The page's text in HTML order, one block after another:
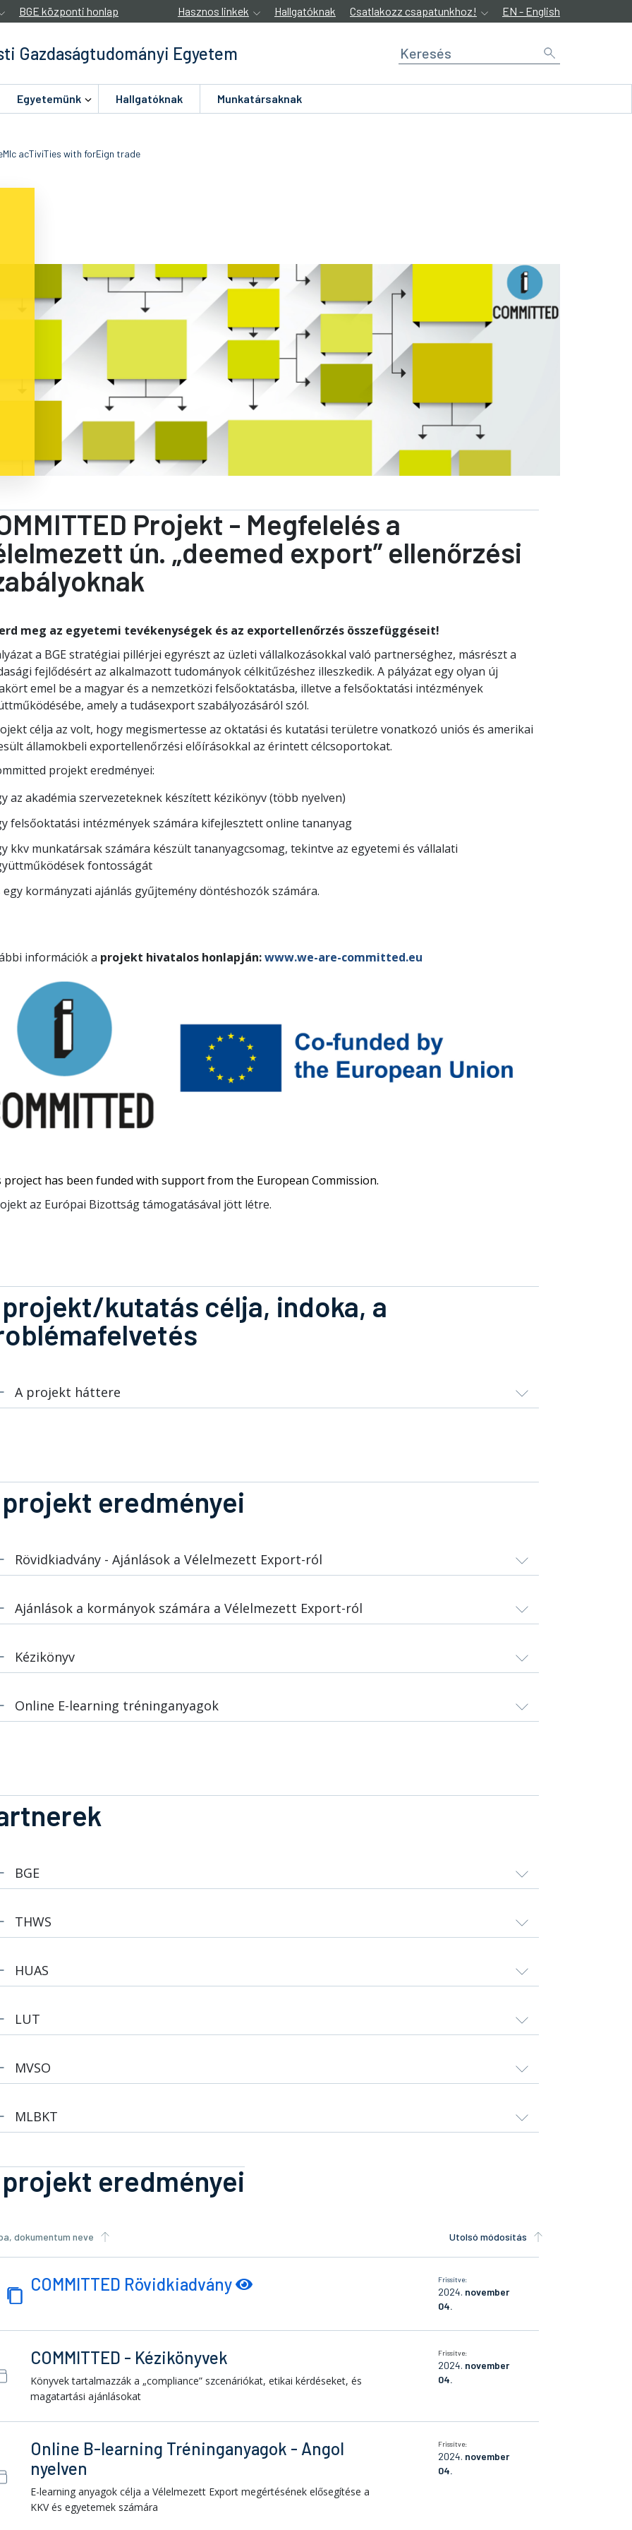
BGE központi honlap Hasznos linkek Hallgatóknak Csatlakozz csapatunkhoz! EN - English
Gazdaságtudományi Egyetem
Egyetemünk Hallgatóknak Munkatársaknak
acTiviTies with forEign trade
Projekt - Megfelelés a
ún. „deemed export” ellenőrzési
meg az egyetemi tevékenységek és az exportellenőrzés összefüggéseit!
a BGE stratégiai pillérjei egyrészt az üzleti vállalkozásokkal való partnerséghez, másrészt a
fejlődésért az alkalmazott tudományok célkitűzéshez illeszkedik. A pályázat egy olyan új
emel be a magyar és a nemzetközi felsőoktatásba, illetve a felsőoktatási intézmények
amely a tudásexport szabályozásáról szól.
célja az volt, hogy megismertesse az oktatási és kutatási területre vonatkozó uniós és amerikai
államokbeli exportellenőrzési előírásokkal az érintett célcsoportokat.
projekt eredményei:
az akadémia szervezeteknek készített kézikönyv (több nyelven)
felsőoktatási intézmények számára kifejlesztett online tananyag
kkv munkatársak számára készült tananyagcsomag, tekintve az egyetemi és vállalati
fontosságát
egy kormányzati ajánlás gyűjtemény döntéshozók számára.
információk a projekt hivatalos honlapján:www.we-are-committed.eu
project has been funded with support from the European Commission.
az Európai Bizottság támogatásával jött létre.
kutatás célja, indoka, a
A projekt háttere
eredményei
Rövidkiadvány - Ajánlások a Vélelmezett Export-ról
Ajánlások a kormányok számára a Vélelmezett Export-ról
Kézikönyv
Online E-learning tréninganyagok
BGE
THWS
HUAS
LUT
MVSO
MLBKT
eredményei
dokumentum neve Utolsó módosítás
COMMITTED Rövidkiadvány Frissítve:
2024. november
04.
COMMITTED - Kézikönyvek
Könyvek tartalmazzák a „compliance” szcenáriókat, etikai kérdéseket, és
magatartási ajánlásokat
Frissítve:
2024. november
04.
Online B-learning Tréninganyagok - Angol
nyelven
E-learning anyagok célja a Vélelmezett Export megértésének elősegítése a
KKV és egyetemek számára
Frissítve:
2024. november
04.